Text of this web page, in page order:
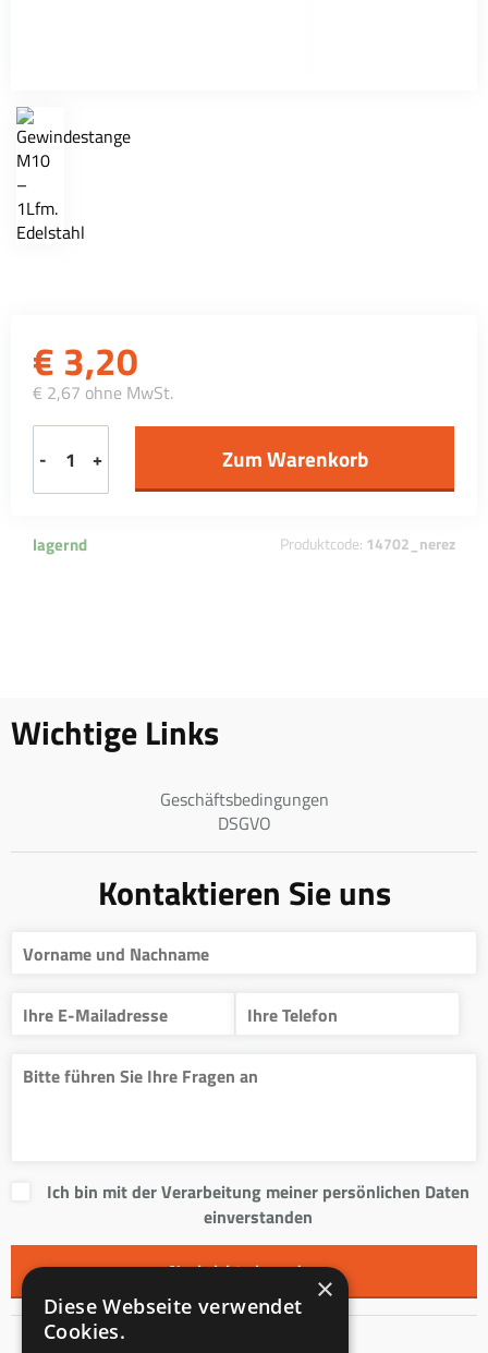
€ 3,20
€ 2,67 ohne MwSt.
- +
lagernd Produktcode: 14702_nerez
Wichtige Links
Geschäftsbedingungen
DSGVO
Kontaktieren Sie uns
Ich bin mit der Verarbeitung meiner persönlichen Daten
einverstanden
×
Diese Webseite verwendet
Cookies.